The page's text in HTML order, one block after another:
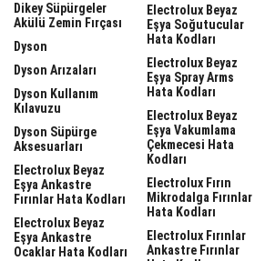
Dikey Süpürgeler
Akülü Zemin Fırçası
Dyson
Dyson Arızaları
Dyson Kullanım
Kılavuzu
Dyson Süpürge
Aksesuarları
Electrolux Beyaz
Eşya Ankastre
Fırınlar Hata Kodları
Electrolux Beyaz
Eşya Ankastre
Ocaklar Hata Kodları
Electrolux Beyaz
Eşya Soğutucular
Hata Kodları
Electrolux Beyaz
Eşya Spray Arms
Hata Kodları
Electrolux Beyaz
Eşya Vakumlama
Çekmecesi Hata
Kodları
Electrolux Fırın
Mikrodalga Fırınlar
Hata Kodları
Electrolux Fırınlar
Ankastre Fırınlar